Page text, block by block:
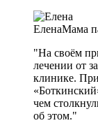
ЕленаМама
"На своём
лечении от
клинике.
чем
об этом."